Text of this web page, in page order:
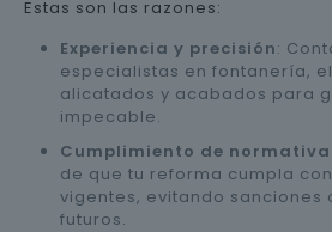
Estas son las razones:
Experiencia y precisión:
especialistas en fontanería,
alicatados y acabados para
impecable.
Cumplimiento de
de que tu reforma cumpla
vigentes, evitando sanciones
futuros.